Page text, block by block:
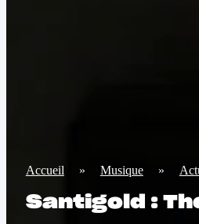
Accueil » Musique »
Santigold :